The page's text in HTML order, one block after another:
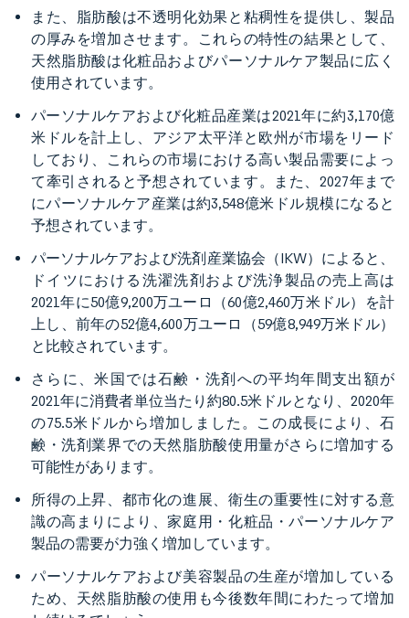
また、脂肪酸は不透明化効果と粘稠性を提供し、製品
の厚みを増加させます。これらの特性の結果として、
天然脂肪酸は化粧品およびパーソナルケア製品に広く
使用されています。
パーソナルケアおよび化粧品産業は2021年に約3,170億
米ドルを計上し、アジア太平洋と欧州が市場をリード
しており、これらの市場における高い製品需要によっ
て牽引されると予想されています。また、2027年まで
にパーソナルケア産業は約3,548億米ドル規模になると
予想されています。
パーソナルケアおよび洗剤産業協会（IKW）によると、
ドイツにおける洗濯洗剤および洗浄製品の売上高は
2021年に50億9,200万ユーロ（60億2,460万米ドル）を計
上し、前年の52億4,600万ユーロ（59億8,949万米ドル）
と比較されています。
さらに、米国では石鹸・洗剤への平均年間支出額が
2021年に消費者単位当たり約80.5米ドルとなり、2020年
の75.5米ドルから増加しました。この成長により、石
鹸・洗剤業界での天然脂肪酸使用量がさらに増加する
可能性があります。
所得の上昇、都市化の進展、衛生の重要性に対する意
識の高まりにより、家庭用・化粧品・パーソナルケア
製品の需要が力強く増加しています。
パーソナルケアおよび美容製品の生産が増加している
ため、天然脂肪酸の使用も今後数年間にわたって増加